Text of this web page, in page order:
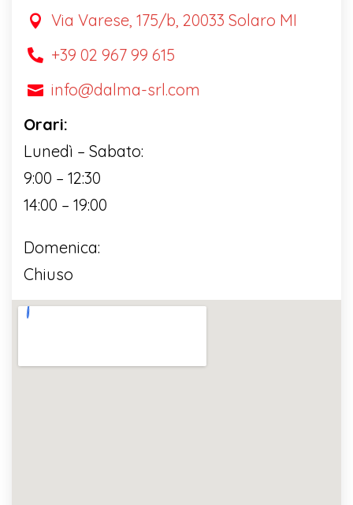
 Via Varese, 175/b, 20033 Solaro MI
 +39 02 967 99 615
 info@dalma-srl.com
Orari:
Lunedì – Sabato:
9:00 – 12:30
14:00 – 19:00
Domenica:
Chiuso